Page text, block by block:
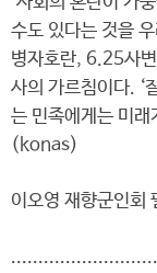
수도 있다는 것을
병자호란, 6.25사
사의 가르침이다. ‘
는 민족에게는 미래
(konas)
이오영 재향군인회